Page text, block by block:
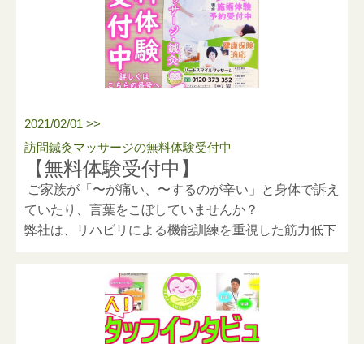
https://youtu.be/m_YCBtwTkVA?si=FFdtOcq-
脳卒中後遺症（脳梗塞、脳出血、クモ膜下出血等）に
よる手足に麻痺がある方、
パーキンソン病等による難病疾患で、筋肉、関節が硬
く困っている方、
認知症等で、外出することが少なくなり筋力が低下し
お困りの方がおりましたらお気軽にお問い合わせくだ
さい。
また、訪問マッサージってどんなことをするの？
健康保険を使った訪問マッサージというサービスを知
らない方はまだまだ大勢います。
興味、気になることがありましたら、ご気軽にご連絡
2021/02/01 >>
訪問鍼灸マッサージの無料体験受付中
【無料体験受付中】
ご家族が「〜が痛い、〜するのが辛い」と身体で訴え
ていたり、言葉をこぼしていませんか？
弊社は、リハビリによる機能訓練を重視した筋力低下
が困難な方のために、マッサージや機能訓練、鍼灸を
行っています。
また、定期的訪問によってマッサージ、ストレッチ、
関節可動域訓練、運動療法を行い筋力維持・向上、関